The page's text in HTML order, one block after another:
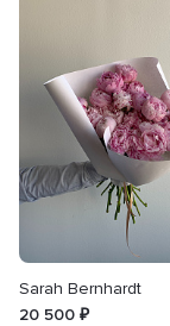
Sarah Bernhardt
20 500 ₽